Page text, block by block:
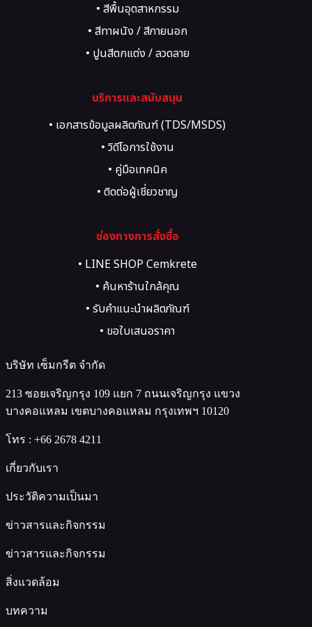
• สีพื้นอุตสาหกรรม
• สีทาผนัง / สีภายนอก
• ปูนสีตกแต่ง / ลวดลาย
บริการและสนับสนุน
• เอกสารข้อมูลผลิตภัณฑ์ (TDS/MSDS)
• วิดีโอการใช้งาน
• คู่มือเทคนิค
• ติดต่อผู้เชี่ยวชาญ
ช่องทางการสั่งซื้อ
• LINE SHOP Cemkrete
• ค้นหาร้านใกล้คุณ
• รับคำแนะนำผลิตภัณฑ์
• ขอใบเสนอราคา
บริษัท เซ็มกรีต จำกัด
213 ซอยเจริญกรุง 109 แยก 7 ถนนเจริญกรุง แขวง
บางคอแหลม เขตบางคอแหลม กรุงเทพฯ 10120
โทร : +66 2678 4211
เกี่ยวกับเรา
ประวัติความเป็นมา
ข่าวสารและกิจกรรม
ข่าวสารและกิจกรรม
สิ่งแวดล้อม
บทความ